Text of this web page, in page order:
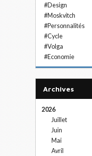
#Design
#Moskvitch
#Personnalités
#Cycle
#Volga
#Economie
Archives
2026
Juillet
Juin
Mai
Avril